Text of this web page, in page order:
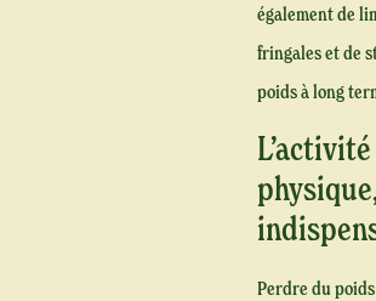
également de
fringales et de
poids à long
L’activité
Perdre du